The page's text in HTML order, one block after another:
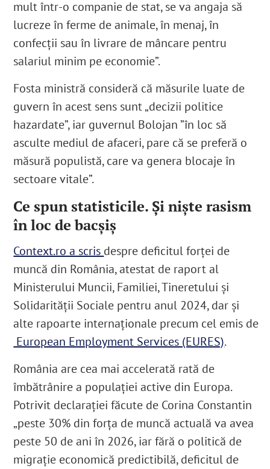
mult într-o companie de stat, se va angaja să
lucreze în ferme de animale, în menaj, în
confecții sau în livrare de mâncare pentru
salariul minim pe economie”.
Fosta ministră consideră că măsurile luate de
guvern în acest sens sunt „decizii politice
hazardate”, iar guvernul Bolojan ”în loc să
asculte mediul de afaceri, pare că se preferă o
măsură populistă, care va genera blocaje în
sectoare vitale”.
Ce spun statisticile. Și niște rasism
în loc de bacșiș
Context.ro a scris despre deficitul forței de
muncă din România, atestat de raport al
Ministerului Muncii, Familiei, Tineretului și
Solidarității Sociale pentru anul 2024, dar și
alte rapoarte internaționale precum cel emis de
European Employment Services (EURES).
România are cea mai accelerată rată de
îmbătrânire a populației active din Europa.
Potrivit declarației făcute de Corina Constantin
„peste 30% din forța de muncă actuală va avea
peste 50 de ani în 2026, iar fără o politică de
migrație economică predictibilă, deficitul de